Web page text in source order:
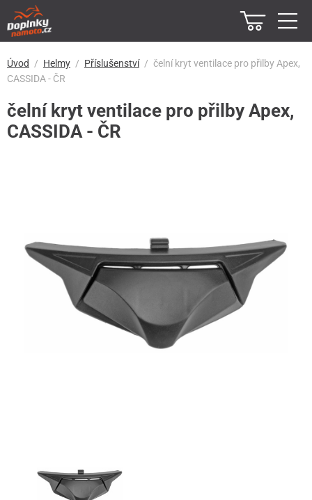
Úvod Helmy Příslušenství
čelní kryt ventilace pro přilby Apex,
CASSIDA - ČR
čelní kryt ventilace pro přilby Apex,
CASSIDA - ČR